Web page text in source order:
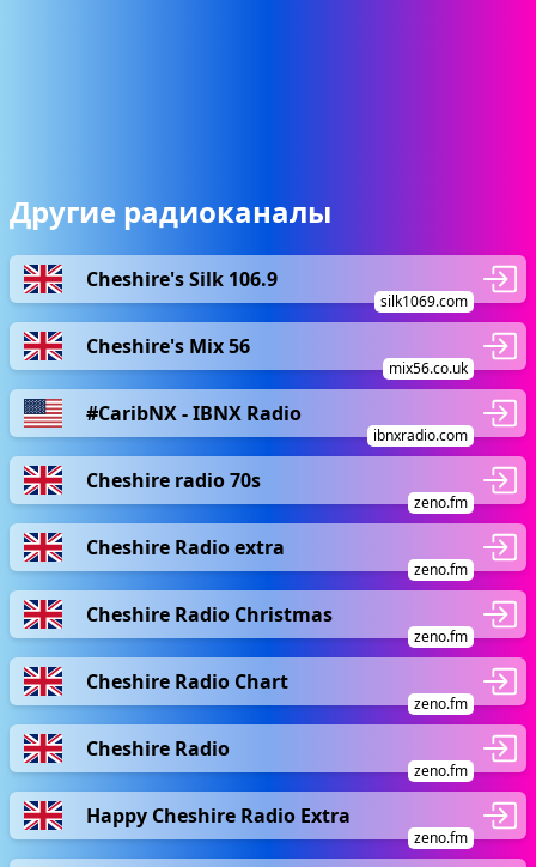
Другие радиоканалы
Cheshire's Silk 106.9
silk1069.com
Cheshire's Mix 56
mix56.co.uk
#CaribNX - IBNX Radio
ibnxradio.com
Сheshire radio 70s
zeno.fm
Cheshire Radio extra
zeno.fm
Cheshire Radio Christmas
zeno.fm
Cheshire Radio Chart
zeno.fm
Cheshire Radio
zeno.fm
Happy Cheshire Radio Extra
zeno.fm